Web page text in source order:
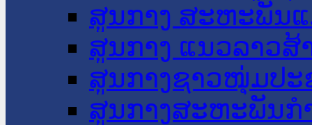
ສູນກາງ ສະຫະພັນ
ສູນກາງ ແນວລາວສ້
ສູນກາງຊາວໜຸ່ມປະ
ສູນກາງສະຫະພັນກ